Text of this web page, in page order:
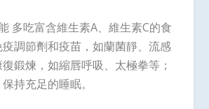
多吃富含維生素A、維生素C的食
調節劑和疫苗，如蘭菌靜、流感
鍛煉，如縮唇呼吸、太極拳等；
持充足的睡眠。